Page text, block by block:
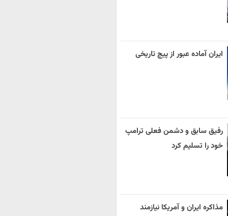
ایران آماده عبور از پیچ تاریخی
رفیق سابق و دشمن فعلی ترامپ
خود را تسلیم کرد
مذاکره ایران و آمریکا نیازمند